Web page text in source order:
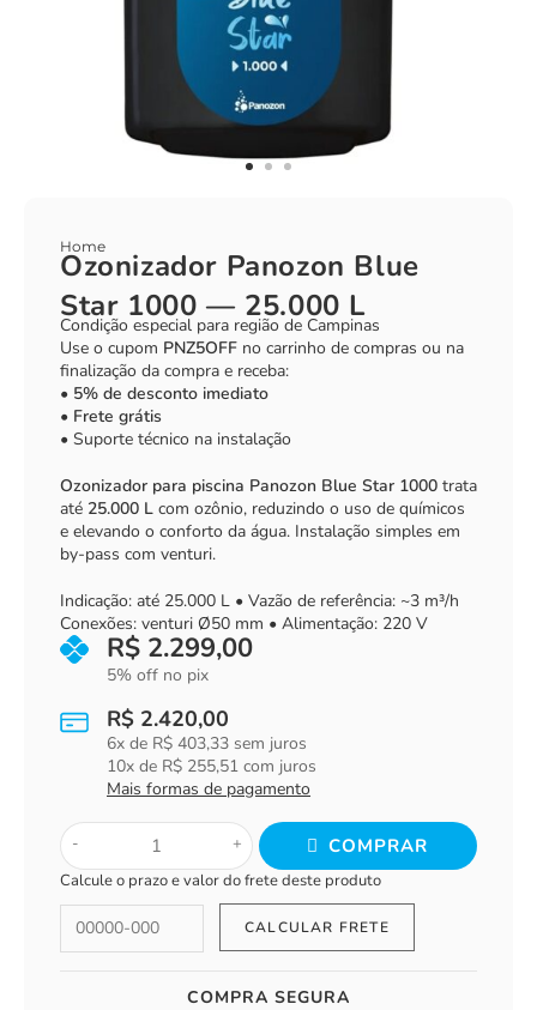
Home
Ozonizador Panozon Blue
Star 1000 — 25.000 L
Condição especial para região de Campinas
Use o cupom PNZ5OFF no carrinho de compras ou na
finalização da compra e receba:
• 5% de desconto imediato
• Frete grátis
• Suporte técnico na instalação
Ozonizador para piscina Panozon Blue Star 1000 trata
até 25.000 L com ozônio, reduzindo o uso de químicos
e elevando o conforto da água. Instalação simples em
by-pass com venturi.
Indicação: até 25.000 L • Vazão de referência: ~3 m³/h
Conexões: venturi Ø50 mm • Alimentação: 220 V
R$ 2.299,00
5% off no pix
R$ 2.420,00
6x de R$ 403,33 sem juros
10x de R$ 255,51 com juros
Mais formas de pagamento
- + COMPRAR
Calcule o prazo e valor do frete deste produto
COMPRA SEGURA